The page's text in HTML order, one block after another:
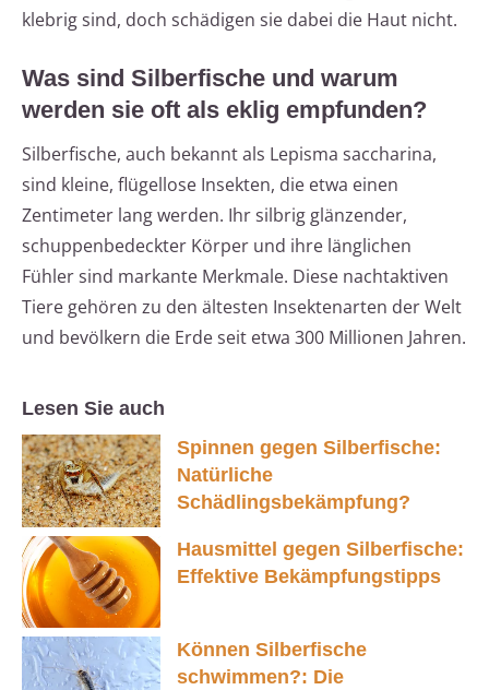
klebrig sind, doch schädigen sie dabei die Haut nicht.
Was sind Silberfische und warum
werden sie oft als eklig empfunden?
Silberfische, auch bekannt als Lepisma saccharina,
sind kleine, flügellose Insekten, die etwa einen
Zentimeter lang werden. Ihr silbrig glänzender,
schuppenbedeckter Körper und ihre länglichen
Fühler sind markante Merkmale. Diese nachtaktiven
Tiere gehören zu den ältesten Insektenarten der Welt
und bevölkern die Erde seit etwa 300 Millionen Jahren.
Lesen Sie auch
Spinnen gegen Silberfische:
Natürliche
Schädlingsbekämpfung?
Hausmittel gegen Silberfische:
Effektive Bekämpfungstipps
Können Silberfische
schwimmen?: Die